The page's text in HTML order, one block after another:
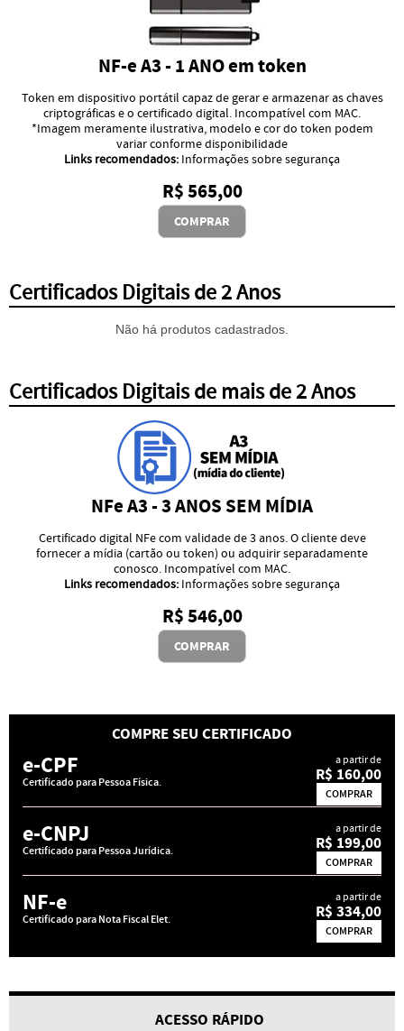
NF-e A3 - 1 ANO em token
Token em dispositivo portátil capaz de gerar e armazenar as chaves
criptográficas e o certificado digital. Incompatível com MAC.
*Imagem meramente ilustrativa, modelo e cor do token podem
variar conforme disponibilidade
Links recomendados: Informações sobre segurança
R$ 565,00
COMPRAR
Certificados Digitais de 2 Anos
Não há produtos cadastrados.
Certificados Digitais de mais de 2 Anos
NFe A3 - 3 ANOS SEM MÍDIA
Certificado digital NFe com validade de 3 anos. O cliente deve
fornecer a mídia (cartão ou token) ou adquirir separadamente
conosco. Incompatível com MAC.
Links recomendados: Informações sobre segurança
R$ 546,00
COMPRAR
COMPRE SEU CERTIFICADO
e-CPF
Certificado para Pessoa Física.
a partir de
R$ 160,00
COMPRAR
e-CNPJ
Certificado para Pessoa Jurídica.
a partir de
R$ 199,00
COMPRAR
NF-e
Certificado para Nota Fiscal Elet.
a partir de
R$ 334,00
COMPRAR
ACESSO RÁPIDO